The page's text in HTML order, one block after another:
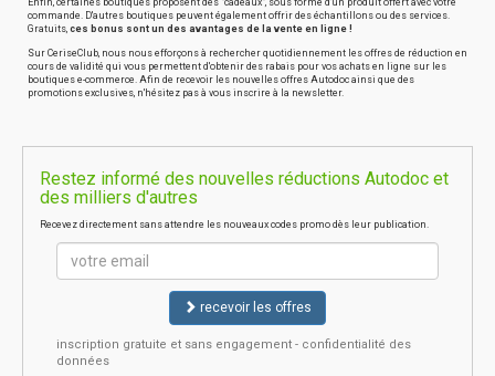
Enfin, certaines boutiques proposent des "cadeaux", sous forme d'un produit offert avec votre
commande. D'autres boutiques peuvent également offrir des échantillons ou des services.
Gratuits, ces bonus sont un des avantages de la vente en ligne !
Sur CeriseClub, nous nous efforçons à rechercher quotidiennement les offres de réduction en
cours de validité qui vous permettent d'obtenir des rabais pour vos achats en ligne sur les
boutiques e-commerce. Afin de recevoir les nouvelles offres Autodoc ainsi que des
promotions exclusives, n'hésitez pas à vous inscrire à la newsletter.
Restez informé des nouvelles réductions Autodoc et
des milliers d'autres
Recevez directement sans attendre les nouveaux codes promo dès leur publication.
recevoir les offres
inscription gratuite et sans engagement - confidentialité des
données